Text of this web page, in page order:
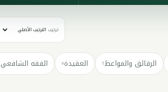
ترتيب
الرقائق والمواعظ٢ العقيدة٧ الفقه الشافعي